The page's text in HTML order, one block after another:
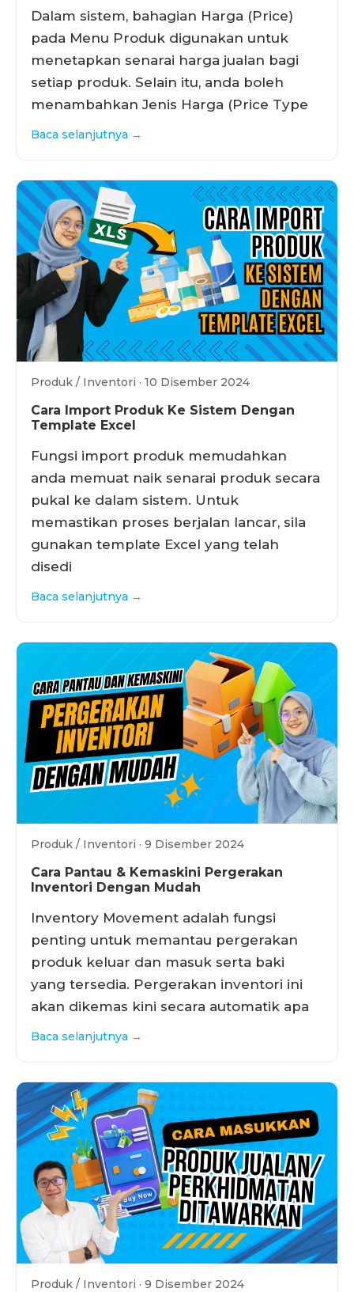
Dalam sistem, bahagian Harga (Price)
pada Menu Produk digunakan untuk
menetapkan senarai harga jualan bagi
setiap produk. Selain itu, anda boleh
menambahkan Jenis Harga (Price Type
Baca selanjutnya →
Produk / Inventori · 10 Disember 2024
Cara Import Produk Ke Sistem Dengan
Template Excel
Fungsi import produk memudahkan
anda memuat naik senarai produk secara
pukal ke dalam sistem. Untuk
memastikan proses berjalan lancar, sila
gunakan template Excel yang telah
disedi
Baca selanjutnya →
Produk / Inventori · 9 Disember 2024
Cara Pantau & Kemaskini Pergerakan
Inventori Dengan Mudah
Inventory Movement adalah fungsi
penting untuk memantau pergerakan
produk keluar dan masuk serta baki
yang tersedia. Pergerakan inventori ini
akan dikemas kini secara automatik apa
Baca selanjutnya →
Produk / Inventori · 9 Disember 2024